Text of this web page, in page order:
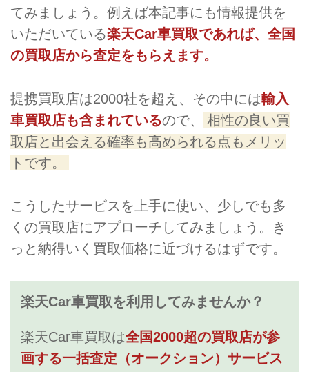
てみましょう。例えば本記事にも情報提供を
いただいている楽天Car車買取であれば、全国
の買取店から査定をもらえます。
提携買取店は2000社を超え、その中には輸入
車買取店も含まれているので、
相性の良い買
取店と出会える確率も高められる点もメリッ
トです。
こうしたサービスを上手に使い、少しでも多
くの買取店にアプローチしてみましょう。き
っと納得いく買取価格に近づけるはずです。
楽天Car車買取を利用してみませんか？
楽天Car車買取は全国2000超の買取店が参
画する一括査定（オークション）サービス